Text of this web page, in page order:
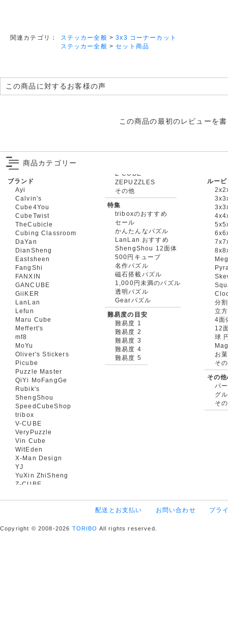
関連カテゴリ： ステッカー全般 >3x3 コーナーカット
ステッカー全般 >セット商品
この商品に対するお客様の声
この商品の最初のレビューを
商品カテゴリー
ブランド
Ayi
Calvin's
Cube4You
CubeTwist
TheCubicle
Cubing Classroom
DaYan
DianSheng
Eastsheen
FangShi
FANXIN
GANCUBE
GiiKER
LanLan
Lefun
Maru Cube
Meffert's
mf8
MoYu
Oliver's Stickers
Picube
Puzzle Master
QiYi MoFangGe
Rubik's
ShengShou
SpeedCubeShop
tribox
V-CUBE
VeryPuzzle
Vin Cube
WitEden
X-Man Design
YJ
YuXin ZhiSheng
Z-CUBE
ZEPUZZLES
その他
特集
triboxのおすすめ
セール
かんたんなパズル
LanLan おすすめ
ShengShou 12面体
500円キューブ
名作パズル
磁石搭載パズル
1,000円未満のパズル
透明パズル
Gearパズル
難易度の目安
難易度 1
難易度 2
難易度 3
難易度 4
難易度 5
ルー
分
立
4面
12
球
お
そ
その
パ
グ
そ
配送とお支払い お問い合わせ プラ
Copyright © 2008-2026 TORIBO All rights reserved.